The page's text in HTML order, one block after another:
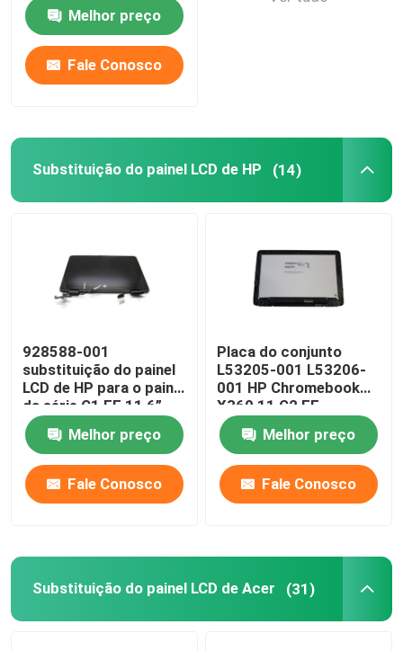
IPS B116XAK01.0
B116XAK01.2Melhor preço
Fale Conosco
Substituição do painel LCD de HP (14)
928588-001
substituição do painel
LCD de HP para o painel
da série G1 EE 11,6”
LCD de Chromebook
X360 11-AEMelhor preço
Fale Conosco
Placa do conjunto
L53205-001 L53206-
001 HP Chromebook
X360 11 G2 EE
NV116WHM-T10 LCD
W/Frame de HP LCD
Melhor preço
Fale Conosco
Substituição do painel LCD de Acer (31)